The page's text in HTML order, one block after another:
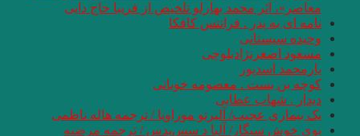
معاصر»، اثر محمد بهارلو تلخیص از فریبا حاج دایی
نامه ای به پدر . فرانتس کافکا
وحیده سیستانی
مسعود اصغرنژادبلوچی
یارمحمد اسدپور
کوچه بن بست . معصومه خوبانی
دیدار . شهاب عطایی
یک بیماری عجیب/ آلبرتو موراویا / ترجمه هاله ناظمی
بوی خوش سیگار/ آلبا د سس‌پدس / ترجمه مرضیه